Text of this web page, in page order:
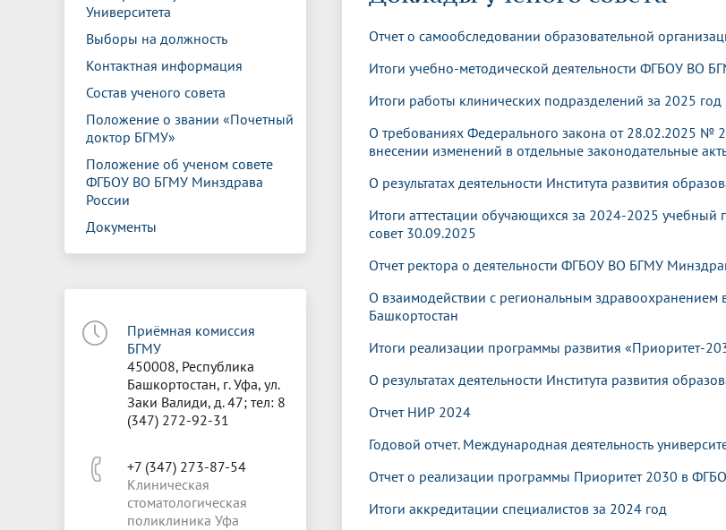
Электронный ящик доверия
БГМУ
Абитуриенту
Обращение граждан Фотогалерея
Оплата банковской картой Реорганизация вуза
Эндаумент
Вопрос-ответ
Управление международной
деятельности
Отдел ординатуры Расписание
Федеральный аккредитационный
центр
Научно-
медицинский
«Нижневолжский»
Информация для инвалидов и лиц с
ограниченными возможностями
здоровья
Информация для студентов Я-профессионал
Медицинский инспектор
здравоохранения
Профессиональное обучение
Инновационные
Итоги научно-исследовательской
работы
испытания, ЛЭК
Аспирантура
Конференции и форумы
Лаборатории мегагранта Полезные
Проблемные научные комиссии
БГМУ в рейтингах университетов
Управление
деятельности
Институт урологии и клинической
Репозиторий БГМУ Евразийский НОЦ
Санаторий-профилакторий БГМУ
Профсоюз обучающихся БГМУ
Профсоюзный
Совет обучающихся
Ассоциация выпускников Работа музеев на
Золотой фонд БГМУ
Медиа центр БГМУ - ВУЗ
Университету 90 лет Университету 85 лет
Штаб студенческих отрядов БГМУ
Первичное отделение «Движение
Первых» БГМУ
Альманах
Университета
Выборы на должность
Контактная информация
Состав ученого совета
Положение о звании «Почетный
доктор БГМУ»
Положение об ученом совете
ФГБОУ ВО БГМУ Минздрава
России
Документы
Приёмная комиссия
БГМУ
450008, Республика
Башкортостан, г. Уфа, ул.
Заки Валиди, д. 47; тел: 8
(347) 272-92-31
+7 (347) 273-87-54
Клиническая
стоматологическая
поликлиника Уфа
Отчет о самообследовании образовательной
Итоги учебно-методической деятельности ФГБОУ ВО
Итоги работы клинических подразделений за 2025 год
О требованиях Федерального закона от 28.02.2025
внесении изменений в отдельные законодательные
О результатах деятельности Института развития
Итоги аттестации обучающихся за 2024-2025 учебный
совет 30.09.2025
Отчет ректора о деятельности ФГБОУ ВО БГМУ
О взаимодействии с региональным здравоохранением
Башкортостан
Итоги реализации программы развития «Приоритет-
О результатах деятельности Института развития
Отчет НИР 2024
Годовой отчет. Международная деятельность
Отчет о реализации программы Приоритет 2030 в
Итоги аккредитации специалистов за 2024 год